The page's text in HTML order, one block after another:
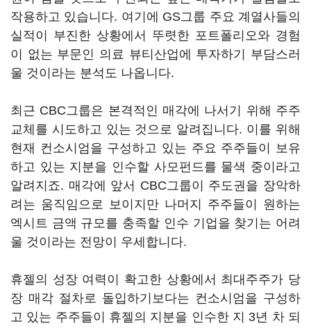
작용하고 있습니다. 여기에 GS그룹 주요 계열사들의
실적이 부진한 상황에서 뚜렷한 포트폴리오와 경험
이 없는 부문인 의료 뷰티산업에 투자하기 부담스러
울 것이라는 분석도 나옵니다.
최근 CBC그룹은 본격적인 매각에 나서기 위해 주주
교체를 시도하고 있는 것으로 알려집니다. 이를 위해
현재 컨소시엄을 구성하고 있는 주요 주주들이 보유
하고 있는 지분을 인수할 사모펀드를 물색 중이라고
알려지죠. 매각에 앞서 CBC그룹이 주도권을 장악하
려는 움직임으로 보이지만 나머지 주주들이 원하는
엑시트 금액 규모를 충족할 인수 기업을 찾기는 어려
울 것이라는 전망이 우세합니다.
휴젤의 성장 여력이 확고한 상황에서 최대주주가 당
장 매각 절차로 돌입하기보다는 컨소시엄을 구성하
고 있는 주주들이 휴젤의 지분을 인수한 지 3년 차 되